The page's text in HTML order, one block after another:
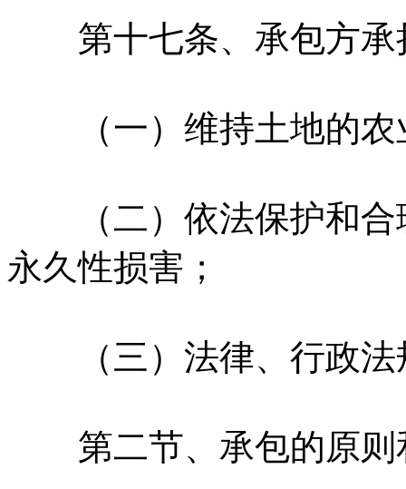
第十七条、承包方承
（一）维持土地的农
（二）依法保护和合
永久性损害；
（三）法律、行政法
第二节、承包的原则